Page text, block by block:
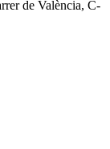
de València, C-